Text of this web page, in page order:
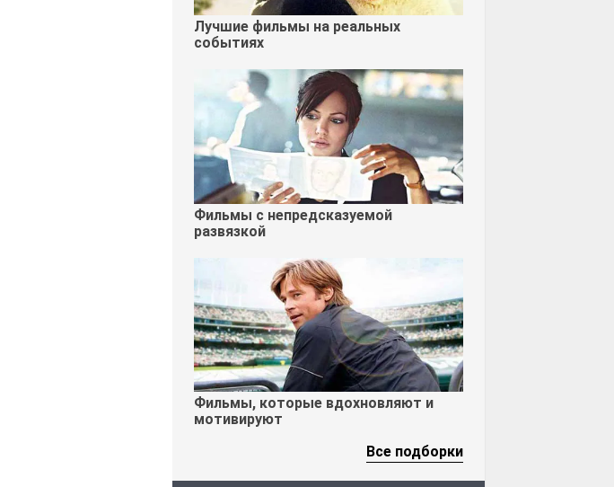
Лучшие фильмы на реальных
событиях
Фильмы с непредсказуемой
развязкой
Фильмы, которые вдохновляют и
мотивируют
Все подборки